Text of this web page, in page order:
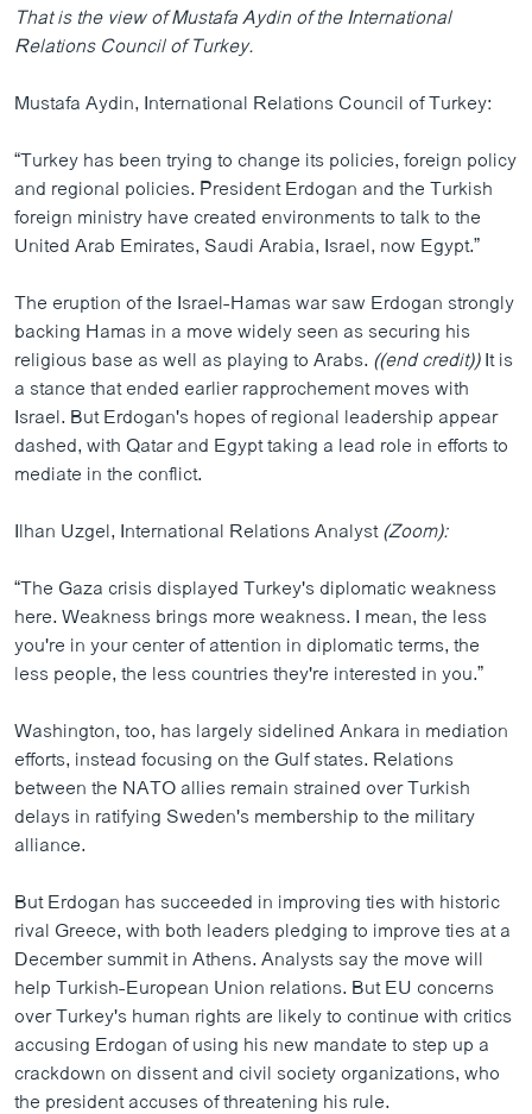
That is the view of Mustafa Aydin of the International
Relations Council of Turkey.
Mustafa Aydin, International Relations Council of Turkey:
“Turkey has been trying to change its policies, foreign policy
and regional policies. President Erdogan and the Turkish
foreign ministry have created environments to talk to the
United Arab Emirates, Saudi Arabia, Israel, now Egypt.”
The eruption of the Israel-Hamas war saw Erdogan strongly
backing Hamas in a move widely seen as securing his
religious base as well as playing to Arabs. ((end credit))It is
a stance that ended earlier rapprochement moves with
Israel. But Erdogan's hopes of regional leadership appear
dashed, with Qatar and Egypt taking a lead role in efforts to
mediate in the conflict.
Ilhan Uzgel, International Relations Analyst(Zoom):
“The Gaza crisis displayed Turkey's diplomatic weakness
here. Weakness brings more weakness. I mean, the less
you're in your center of attention in diplomatic terms, the
less people, the less countries they're interested in you.”
Washington, too, has largely sidelined Ankara in mediation
efforts, instead focusing on the Gulf states. Relations
between the NATO allies remain strained over Turkish
delays in ratifying Sweden's membership to the military
alliance.
But Erdogan has succeeded in improving ties with historic
rival Greece, with both leaders pledging to improve ties at a
December summit in Athens. Analysts say the move will
help Turkish-European Union relations. But EU concerns
over Turkey's human rights are likely to continue with critics
accusing Erdogan of using his new mandate to step up a
crackdown on dissent and civil society organizations, who
the president accuses of threatening his rule.